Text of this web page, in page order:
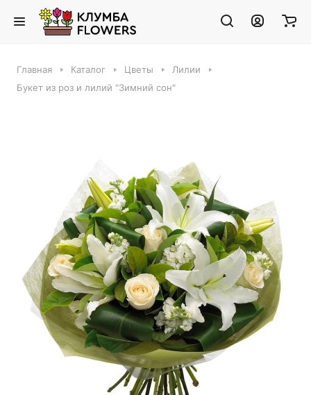
Главная Каталог Цветы
Лилии
Букет из роз и лилий "Зимний сон"